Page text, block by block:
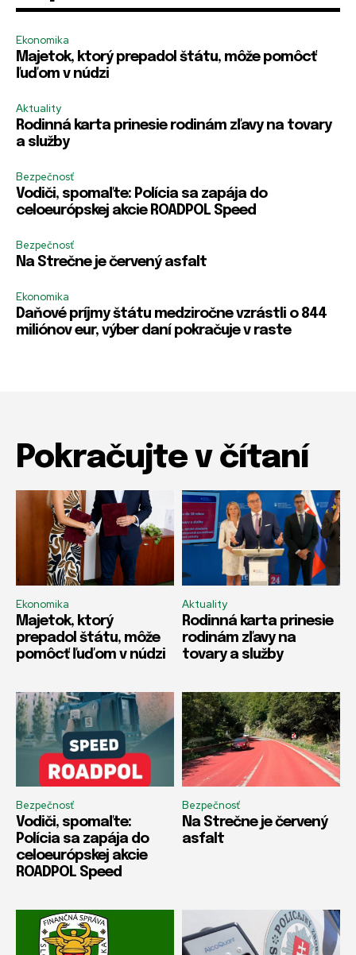
e
H
e
s
o
*
Heslo
R
e
m
m
b
r
m
e
Zapamätať si ma
*
*
Heslo
R
e
m
m
b
r
m
e
Zapamätať si ma
Ekonomika
Majetok, ktorý prepadol štátu, môže pomôcť
ľuďom v núdzi
Aktuality
Rodinná karta prinesie rodinám zľavy na tovary
a služby
Bezpečnosť
Vodiči, spomaľte: Polícia sa zapája do
celoeurópskej akcie ROADPOL Speed
Bezpečnosť
Na Strečne je červený asfalt
Ekonomika
Daňové príjmy štátu medziročne vzrástli o 844
miliónov eur, výber daní pokračuje v raste
Pokračujte v čítaní
Ekonomika
Majetok, ktorý
prepadol štátu, môže
pomôcť ľuďom v núdzi
Aktuality
Rodinná karta prinesie
rodinám zľavy na
tovary a služby
Bezpečnosť
Vodiči, spomaľte:
Polícia sa zapája do
celoeurópskej akcie
ROADPOL Speed
Bezpečnosť
Na Strečne je červený
asfalt